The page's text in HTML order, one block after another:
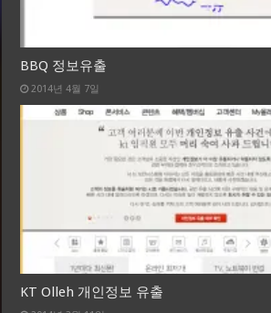
BBQ 정보유출
2014년 4월 7일
KT Olleh 개인정보 유출